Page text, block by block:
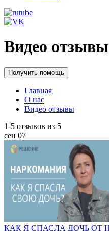
Видео отзывы
Получить помощь
Главная
О нас
Видео отзывы
1-5 отзывов из 5
сен 07
КАК Я СПАСЛА ДОЧЬ ОТ